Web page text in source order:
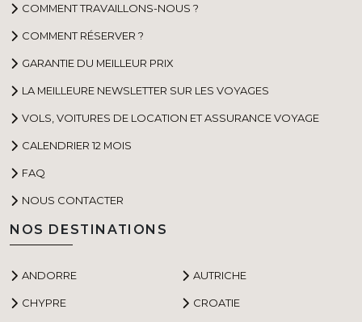
COMMENT TRAVAILLONS-NOUS ?
COMMENT RÉSERVER ?
GARANTIE DU MEILLEUR PRIX
LA MEILLEURE NEWSLETTER SUR LES VOYAGES
VOLS, VOITURES DE LOCATION ET ASSURANCE VOYAGE
CALENDRIER 12 MOIS
FAQ
NOUS CONTACTER
NOS DESTINATIONS
ANDORRE AUTRICHE
CHYPRE CROATIE